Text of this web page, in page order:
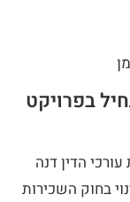
בפרויקט
הדין דנה
בחוק השכירות